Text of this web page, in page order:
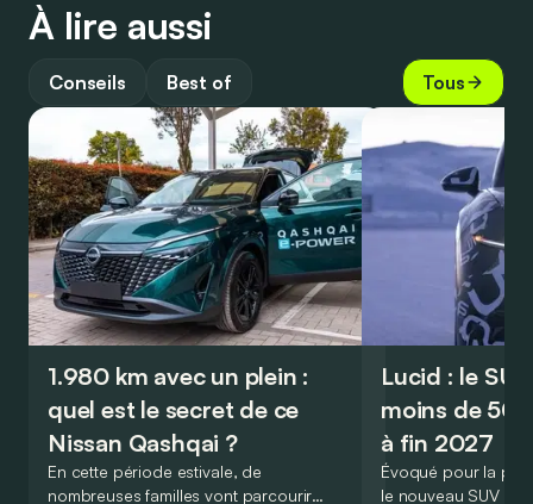
À lire aussi
Conseils Best of Tous
1.980 km avec un plein :
quel est le secret de ce
Nissan Qashqai ?
En cette période estivale, de
nombreuses familles vont parcourir
Lucid : le
moins de
à fin 2027
Évoqué pour la
le nouveau SUV